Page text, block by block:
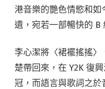
港音樂的艷色情慾和
遺，宛若一部暢快的 B
李心潔將〈裙襬搖搖
楚帶回來，在 Y2K 復
冠，而語言與歌詞之